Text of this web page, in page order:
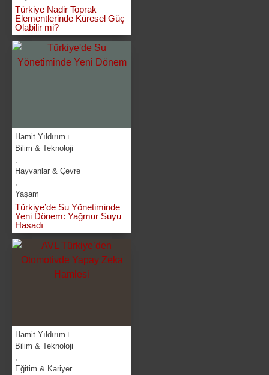
Türkiye Nadir Toprak
Elementlerinde Küresel Güç
Olabilir mi?
Hamit Yıldırım
Bilim & Teknoloji
,
Hayvanlar & Çevre
,
Yaşam
Türkiye’de Su Yönetiminde
Yeni Dönem: Yağmur Suyu
Hasadı
Hamit Yıldırım
Bilim & Teknoloji
,
Eğitim & Kariyer